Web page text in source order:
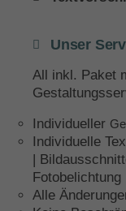
Unser
All inkl. Paket
Individueller
Individuelle
|
Fotobelichtung
Alle